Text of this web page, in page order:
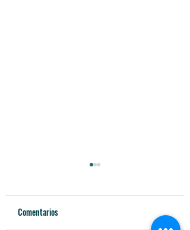
Comentarios